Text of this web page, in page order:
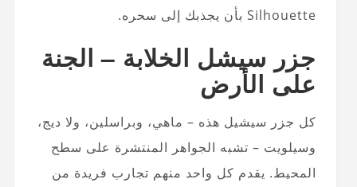
Silhouette بأن يجذبك إلى سحره.
جزر سيشل الخلابة – الجنة
على الأرض
كل جزر سيشيل هذه – ماهي، وبراسلين، ولا ديج،
وسيلويت – تشبه الجواهر المنتشرة على سطح
المحيط. يقدم كل واحد منهم تجارب فريدة من